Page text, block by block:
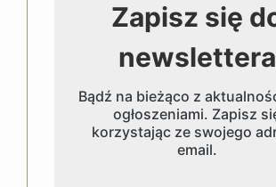
Zapisz się
newslettera
Bądź na bieżąco z
ogłoszeniami. Zapisz
korzystając ze swojego
email.